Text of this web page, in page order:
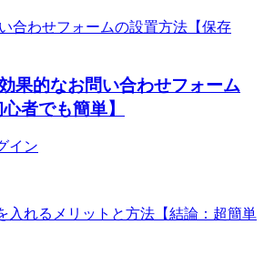
果的なお問い合わせフォーム
者でも簡単】
イン